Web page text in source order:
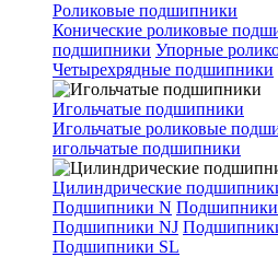
Роликовые подшипники
Конические роликовые
подшипники Упорные
Четырехрядные подшипники
Игольчатые подшипники
Игольчатые роликовые
игольчатые подшипники
Цилиндрические
Подшипники N
Подшипники NJ
Подшипники SL